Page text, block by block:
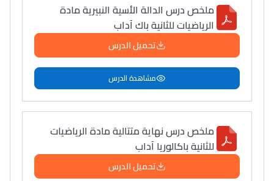
ملخص درس الدالة الأسية النبيرية مادة
الرياضيات للثانية باك آداب
تحميل الدرس
مشاهدة الدرس
ملخص درس نهاية متتالية مادة الرياضيات
للثانية باكالوريا آداب
تحميل الدرس